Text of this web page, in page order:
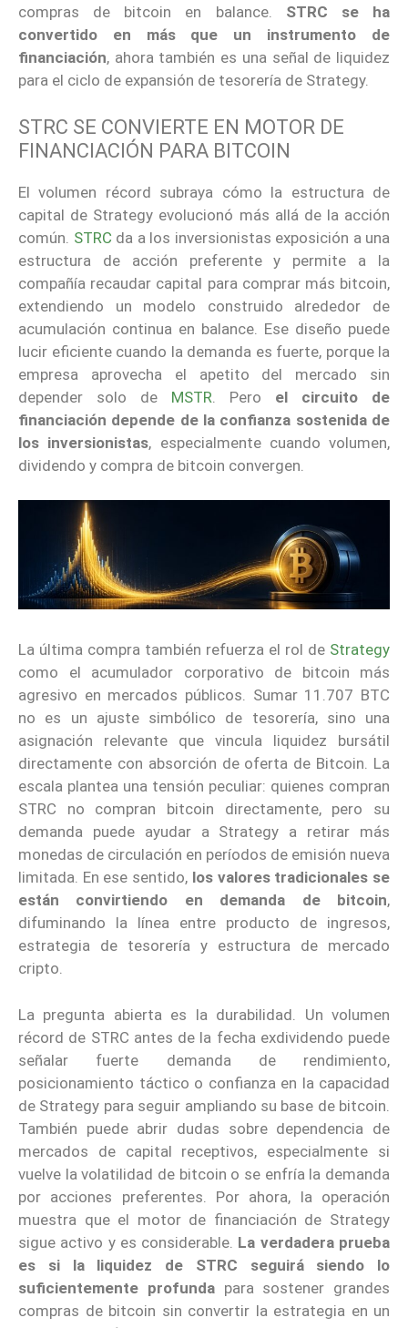
compras de bitcoin en balance. STRC se ha
convertido en más que un instrumento de
financiación, ahora también es una señal de liquidez
para el ciclo de expansión de tesorería de Strategy.
STRC SE CONVIERTE EN MOTOR DE
FINANCIACIÓN PARA BITCOIN
El volumen récord subraya cómo la estructura de
capital de Strategy evolucionó más allá de la acción
común. STRC da a los inversionistas exposición a una
estructura de acción preferente y permite a la
compañía recaudar capital para comprar más bitcoin,
extendiendo un modelo construido alrededor de
acumulación continua en balance. Ese diseño puede
lucir eficiente cuando la demanda es fuerte, porque la
empresa aprovecha el apetito del mercado sin
depender solo de MSTR . Pero el circuito de
financiación depende de la confianza sostenida de
los inversionistas, especialmente cuando volumen,
dividendo y compra de bitcoin convergen.
La última compra también refuerza el rol de Strategy
como el acumulador corporativo de bitcoin más
agresivo en mercados públicos. Sumar 11.707 BTC
no es un ajuste simbólico de tesorería, sino una
asignación relevante que vincula liquidez bursátil
directamente con absorción de oferta de Bitcoin. La
escala plantea una tensión peculiar: quienes compran
STRC no compran bitcoin directamente, pero su
demanda puede ayudar a Strategy a retirar más
monedas de circulación en períodos de emisión nueva
limitada. En ese sentido, los valores tradicionales se
están convirtiendo en demanda de bitcoin,
difuminando la línea entre producto de ingresos,
estrategia de tesorería y estructura de mercado
cripto.
La pregunta abierta es la durabilidad. Un volumen
récord de STRC antes de la fecha exdividendo puede
señalar fuerte demanda de rendimiento,
posicionamiento táctico o confianza en la capacidad
de Strategy para seguir ampliando su base de bitcoin.
También puede abrir dudas sobre dependencia de
mercados de capital receptivos, especialmente si
vuelve la volatilidad de bitcoin o se enfría la demanda
por acciones preferentes. Por ahora, la operación
muestra que el motor de financiación de Strategy
sigue activo y es considerable. La verdadera prueba
es si la liquidez de STRC seguirá siendo lo
suficientemente profundapara sostener grandes
compras de bitcoin sin convertir la estrategia en un